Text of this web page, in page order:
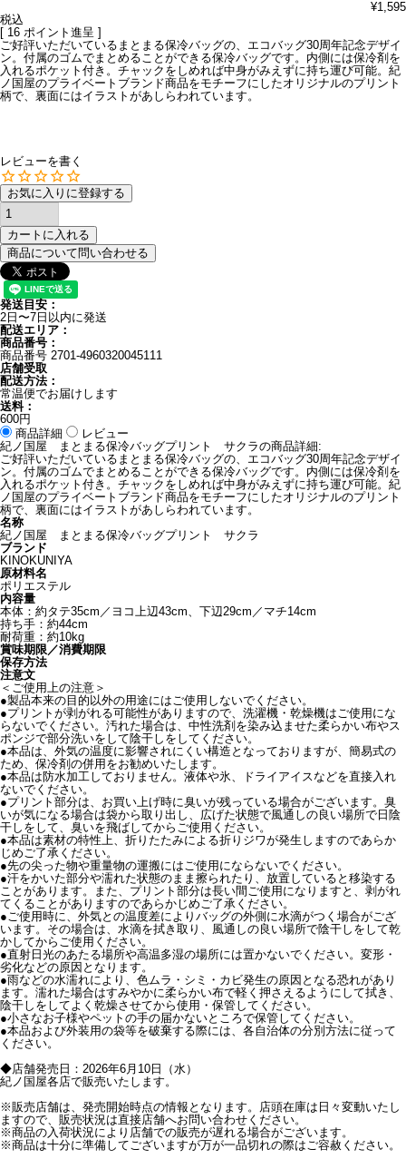
¥1,595
税込
[ 16 ポイント進呈 ]
ご好評いただいているまとまる保冷バッグの、エコバッグ30周年記念デザイ
ン。付属のゴムでまとめることができる保冷バッグです。内側には保冷剤を
入れるポケット付き。チャックをしめれば中身がみえずに持ち運び可能。紀
ノ国屋のプライベートブランド商品をモチーフにしたオリジナルのプリント
柄で、裏面にはイラストがあしらわれています。
レビューを書く
お気に入りに登録する
カートに入れる
商品について問い合わせる
発送目安：
2日〜7日以内に発送
配送エリア：
商品番号：
商品番号 2701-4960320045111
店舗受取
配送方法：
常温便でお届けします
送料：
600円
商品詳細
レビュー
紀ノ国屋 まとまる保冷バッグプリント サクラの商品詳細:
ご好評いただいているまとまる保冷バッグの、エコバッグ30周年記念デザイ
ン。付属のゴムでまとめることができる保冷バッグです。内側には保冷剤を
入れるポケット付き。チャックをしめれば中身がみえずに持ち運び可能。紀
ノ国屋のプライベートブランド商品をモチーフにしたオリジナルのプリント
柄で、裏面にはイラストがあしらわれています。
名称
紀ノ国屋 まとまる保冷バッグプリント サクラ
ブランド
KINOKUNIYA
原材料名
ポリエステル
内容量
本体：約タテ35cm／ヨコ上辺43cm、下辺29cm／マチ14cm
持ち手：約44cm
耐荷重：約10kg
賞味期限／消費期限
保存方法
注意文
＜ご使用上の注意＞
●製品本来の目的以外の用途にはご使用しないでください。
●プリントが剥がれる可能性がありますので、洗濯機・乾燥機はご使用にな
らないでください。汚れた場合は、中性洗剤を染み込ませた柔らかい布やス
ポンジで部分洗いをして陰干しをしてください。
●本品は、外気の温度に影響されにくい構造となっておりますが、簡易式の
ため、保冷剤の併用をお勧めいたします。
●本品は防水加工しておりません。液体や氷、ドライアイスなどを直接入れ
ないでください。
●プリント部分は、お買い上げ時に臭いが残っている場合がございます。臭
いが気になる場合は袋から取り出し、広げた状態で風通しの良い場所で日陰
干しをして、臭いを飛ばしてからご使用ください。
●本品は素材の特性上、折りたたみによる折りジワが発生しますのであらか
じめご了承ください。
●先の尖った物や重量物の運搬にはご使用にならないでください。
●汗をかいた部分や濡れた状態のまま擦られたり、放置していると移染する
ことがあります。また、プリント部分は長い間ご使用になりますと、剥がれ
てくることがありますのであらかじめご了承ください。
●ご使用時に、外気との温度差によりバッグの外側に水滴がつく場合がござ
います。その場合は、水滴を拭き取り、風通しの良い場所で陰干しをして乾
かしてからご使用ください。
●直射日光のあたる場所や高温多湿の場所には置かないでください。変形・
劣化などの原因となります。
●雨などの水濡れにより、色ムラ・シミ・カビ発生の原因となる恐れがあり
ます。濡れた場合はすみやかに柔らかい布で軽く押さえるようにして拭き、
陰干しをしてよく乾燥させてから使用・保管してください。
●小さなお子様やペットの手の届かないところで保管してください。
●本品および外装用の袋等を破棄する際には、各自治体の分別方法に従って
ください。
◆店舗発売日：2026年6月10日（水）
紀ノ国屋各店で販売いたします。
※販売店舗は、発売開始時点の情報となります。店頭在庫は日々変動いたし
ますので、販売状況は直接店舗へお問い合わせください。
※商品の入荷状況により店舗での販売が遅れる場合がございます。
※商品は十分に準備してございますが万が一品切れの際はご容赦ください。